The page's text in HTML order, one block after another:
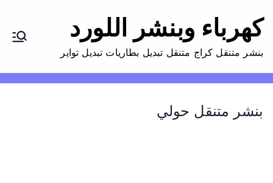
إ
كهرباء وبنشر اللورد
بنشر متنقل كراج متنقل تبديل بطاريات تبديل تواير
بنشر متنقل حولي